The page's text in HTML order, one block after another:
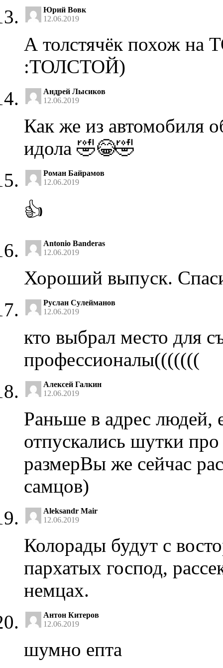
Юрий Вовк
12.06.2019
А толстячёк похож
:ТОЛСТОЙ)
Андрей Лысиков
12.06.2019
Как же из автомобиля
идола 🤣😂🤣
Роман Байрамов
12.06.2019
👍
Antonio Banderas
12.06.2019
Хороший выпуск.
Руслан Сулейманов
12.06.2019
кто выбрал место для
профессионалы(((((((
Алексей Галкин
12.06.2019
Раньше в адрес людей,
отпускались шутки
размерВы же сейчас
самцов)
Aleksandr Mair
12.06.2019
Колорады будут с
пархатых господ,
немцах.
Антон Китеров
12.06.2019
шумно епта